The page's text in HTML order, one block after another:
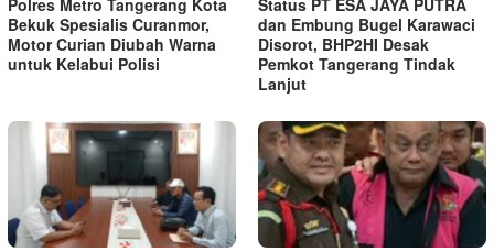
Bekuk Spesialis Curanmor,
Motor Curian Diubah Warna
untuk Kelabui Polisi
dan Embung Bugel Karawaci
Disorot, BHP2HI Desak
Pemkot Tangerang Tindak
Lanjut